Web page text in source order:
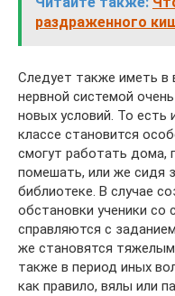
раздраженного
Следует также иметь в
нервной системой
новых условий. То есть
классе становится
смогут работать дома,
помешать, или же сидя
библиотеке. В случае
обстановки ученики со
справляются с
же становятся
также в период иных
как правило, вялы или